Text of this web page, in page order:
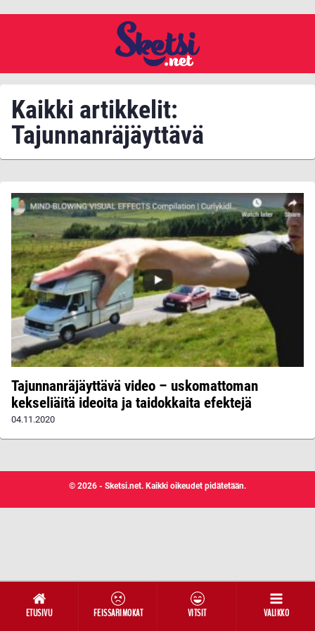
ETUSIVU FEISSARIMOKAT VITSIT VALIKKO
Kaikki artikkelit:
Tajunnanräjäyttävä
Tajunnanräjäyttävä video – uskomattoman
kekseliäitä ideoita ja taidokkaita efektejä
04.11.2020
© 2026 - Sketsi.net. Kaikki oikeudet pidätetään.